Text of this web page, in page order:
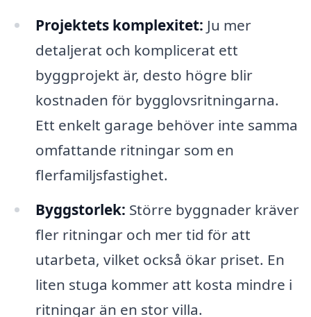
Projektets komplexitet: Ju mer
detaljerat och komplicerat ett
byggprojekt är, desto högre blir
kostnaden för bygglovsritningarna.
Ett enkelt garage behöver inte samma
omfattande ritningar som en
flerfamiljsfastighet.
Byggstorlek: Större byggnader kräver
fler ritningar och mer tid för att
utarbeta, vilket också ökar priset. En
liten stuga kommer att kosta mindre i
ritningar än en stor villa.